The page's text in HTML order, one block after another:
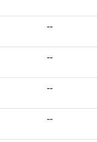
--
--
--
--